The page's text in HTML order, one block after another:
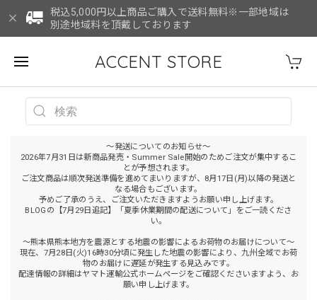
税込5,000円以上商品ご購入で送料無料※一部地域は
別途地域料を頂戴しております
ACCENT STORE
～発送についてのお知らせ～
2026年7月31日は新商品発売・Summer Sale開始のためご注文が集中するこ
とが予想されます。
ご注文商品は順次発送準備を進めてまいりますが、8月17日(月)以降の発送と
なる場合もございます。
予めご了承のうえ、ご注文いただきますようお願い申し上げます。
BLOGの【7月29日追記】「夏季休業期間の配送について」をご一読くださ
い。
～熊本県熊本地方を震源とする地震の影響によるお荷物のお届けについて～
現在、7月28日(火)16時30分頃に発生した地震の影響により、九州全域でお荷
物のお届けに遅延が発生する見込みです。
配達情報の詳細はヤマト運輸公式ホームページをご確認くださいますよう、お
願い申し上げます。